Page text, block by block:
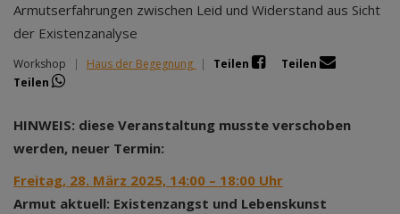
Armutserfahrungen zwischen Leid und Widerstand aus Sicht
der Existenzanalyse
Workshop | Haus der Begegnung | Teilen
Teilen
Teilen
HINWEIS: diese Veranstaltung musste verschoben
werden, neuer Termin:
Freitag, 28. März 2025, 14:00 – 18:00 Uhr
Armut aktuell: Existenzangst und Lebenskunst